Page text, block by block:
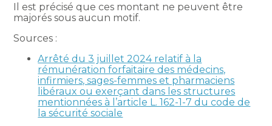
Il est précisé que ces montant ne peuvent être
majorés sous aucun motif.
Sources :
Arrêté du 3 juillet 2024 relatif à la
rémunération forfaitaire des médecins,
infirmiers, sages-femmes et pharmaciens
libéraux ou exerçant dans les structures
mentionnées à l’article L. 162-1-7 du code de
la sécurité sociale